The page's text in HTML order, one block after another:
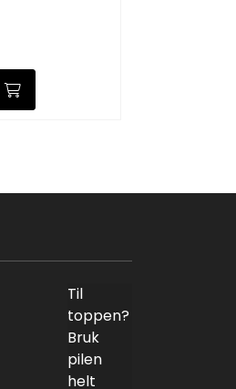
Til
toppen?
Bruk
pilen
helt